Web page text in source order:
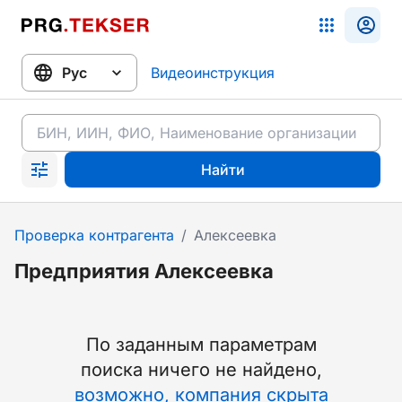
Видеоинструкция
Найти
Проверка контрагента / Алексеевка
Предприятия Алексеевка
По заданным параметрам
поиска ничего не найдено,
возможно, компания скрыта